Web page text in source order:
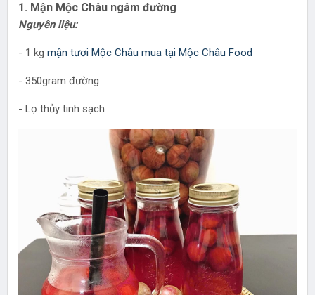
1. Mận Mộc Châu ngâm đường
Nguyên liệu:
- 1 kg mận tươi Mộc Châu mua tại Mộc Châu Food
- 350gram đường
- Lọ thủy tinh sạch